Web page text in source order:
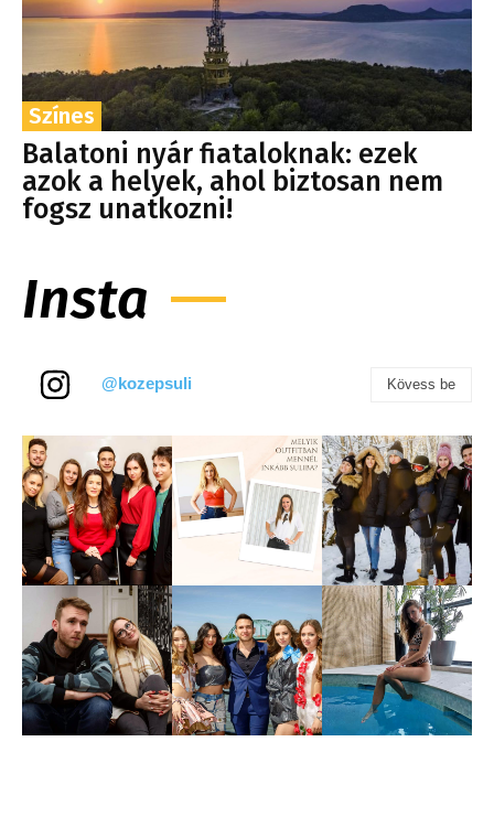
Színes
Balatoni nyár fiataloknak: ezek
azok a helyek, ahol biztosan nem
fogsz unatkozni!
Insta
@kozepsuli Kövess be